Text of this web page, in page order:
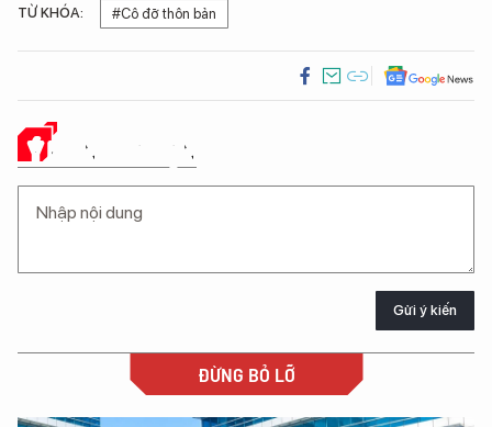
TỪ KHÓA: #Cô đỡ thôn bản
Ý KIẾN CỦA BẠN
Gửi ý kiến
ĐỪNG BỎ LỠ